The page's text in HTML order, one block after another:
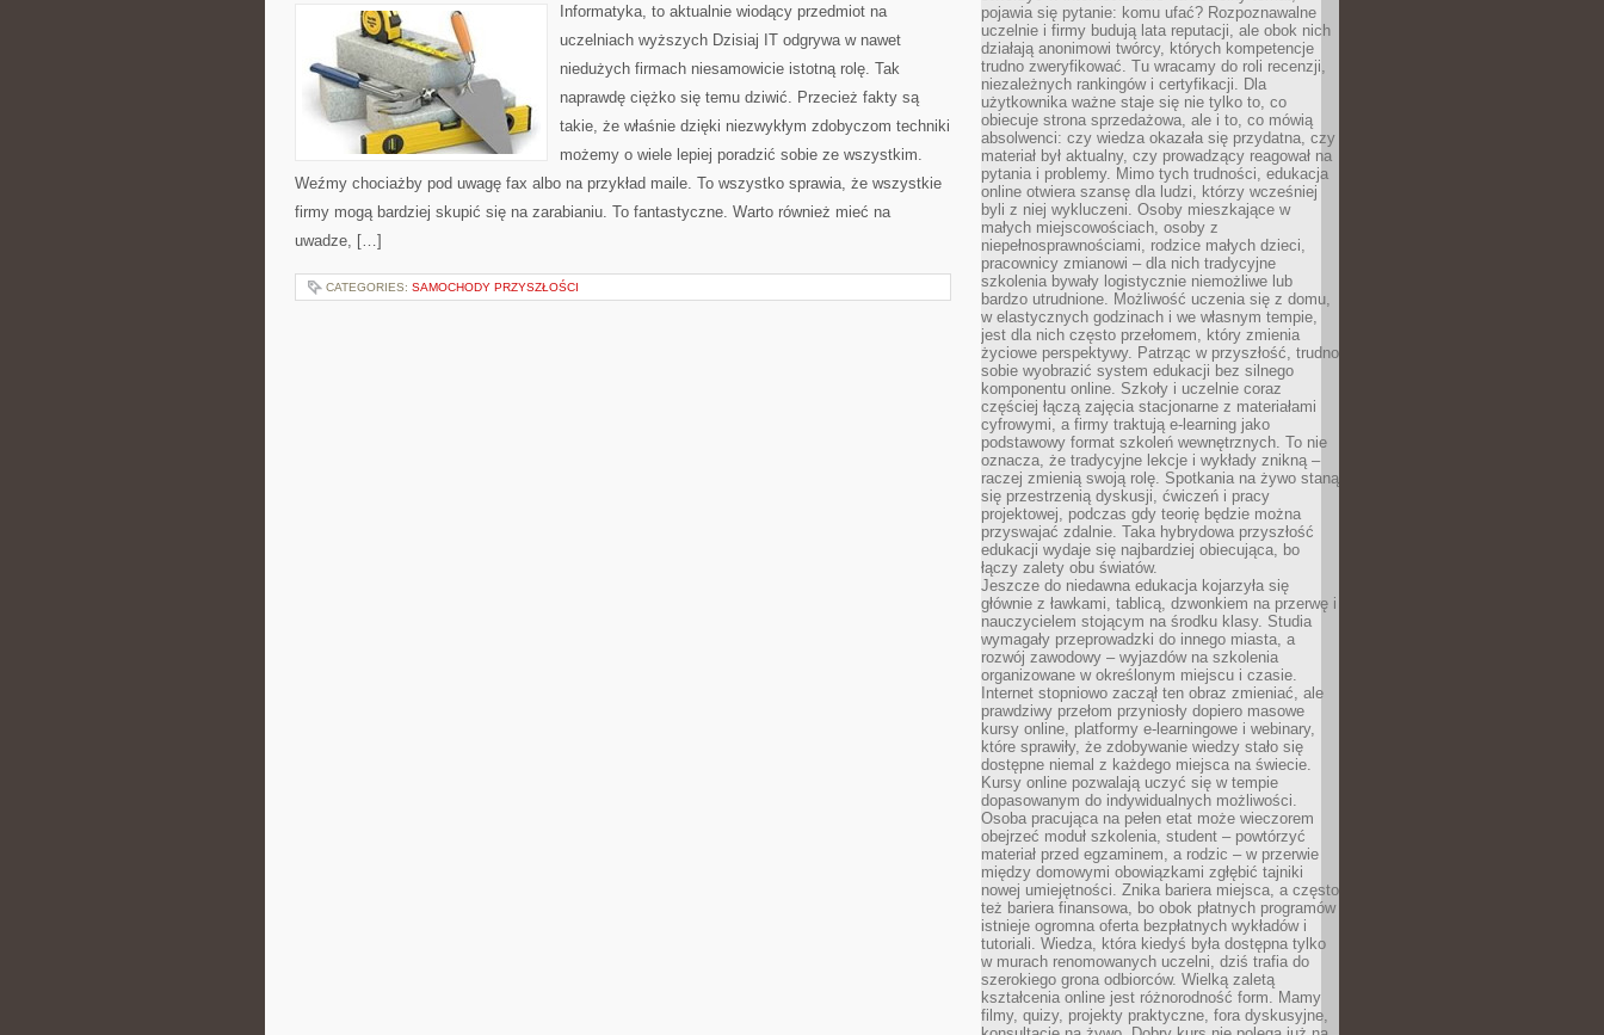
WIELU
OSÓB
NA
Informatyka, to aktualnie wiodący przedmiot na
uczelniach wyższych Dzisiaj IT odgrywa w nawet
niedużych firmach niesamowicie istotną rolę. Tak
naprawdę ciężko się temu dziwić. Przecież fakty są
takie, że właśnie dzięki niezwykłym zdobyczom techniki
możemy o wiele lepiej poradzić sobie ze wszystkim.
Weźmy chociażby pod uwagę fax albo na przykład maile. To wszystko sprawia, że wszystkie
firmy mogą bardziej skupić się na zarabianiu. To fantastyczne. Warto również mieć na
uwadze, […]
CATEGORIES: SAMOCHODY PRZYSZŁOŚCI
pojawia się pytanie: komu ufać? Rozpoznawalne
uczelnie i firmy budują lata reputacji, ale obok nich
działają anonimowi twórcy, których kompetencje
trudno zweryfikować. Tu wracamy do roli recenzji,
niezależnych rankingów i certyfikacji. Dla
użytkownika ważne staje się nie tylko to, co
obiecuje strona sprzedażowa, ale i to, co mówią
absolwenci: czy wiedza okazała się przydatna, czy
materiał był aktualny, czy prowadzący reagował na
pytania i problemy. Mimo tych trudności, edukacja
online otwiera szansę dla ludzi, którzy wcześniej
byli z niej wykluczeni. Osoby mieszkające w
małych miejscowościach, osoby z
niepełnosprawnościami, rodzice małych dzieci,
pracownicy zmianowi – dla nich tradycyjne
szkolenia bywały logistycznie niemożliwe lub
bardzo utrudnione. Możliwość uczenia się z domu,
w elastycznych godzinach i we własnym tempie,
jest dla nich często przełomem, który zmienia
życiowe perspektywy. Patrząc w przyszłość, trudno
sobie wyobrazić system edukacji bez silnego
komponentu online. Szkoły i uczelnie coraz
częściej łączą zajęcia stacjonarne z materiałami
cyfrowymi, a firmy traktują e-learning jako
podstawowy format szkoleń wewnętrznych. To nie
oznacza, że tradycyjne lekcje i wykłady znikną –
raczej zmienią swoją rolę. Spotkania na żywo staną
się przestrzenią dyskusji, ćwiczeń i pracy
projektowej, podczas gdy teorię będzie można
przyswajać zdalnie. Taka hybrydowa przyszłość
edukacji wydaje się najbardziej obiecująca, bo
łączy zalety obu światów.
Jeszcze do niedawna edukacja kojarzyła się
głównie z ławkami, tablicą, dzwonkiem na przerwę i
nauczycielem stojącym na środku klasy. Studia
wymagały przeprowadzki do innego miasta, a
rozwój zawodowy – wyjazdów na szkolenia
organizowane w określonym miejscu i czasie.
Internet stopniowo zaczął ten obraz zmieniać, ale
prawdziwy przełom przyniosły dopiero masowe
kursy online, platformy e-learningowe i webinary,
które sprawiły, że zdobywanie wiedzy stało się
dostępne niemal z każdego miejsca na świecie.
Kursy online pozwalają uczyć się w tempie
dopasowanym do indywidualnych możliwości.
Osoba pracująca na pełen etat może wieczorem
obejrzeć moduł szkolenia, student – powtórzyć
materiał przed egzaminem, a rodzic – w przerwie
między domowymi obowiązkami zgłębić tajniki
nowej umiejętności. Znika bariera miejsca, a często
też bariera finansowa, bo obok płatnych programów
istnieje ogromna oferta bezpłatnych wykładów i
tutoriali. Wiedza, która kiedyś była dostępna tylko
w murach renomowanych uczelni, dziś trafia do
szerokiego grona odbiorców. Wielką zaletą
kształcenia online jest różnorodność form. Mamy
filmy, quizy, projekty praktyczne, fora dyskusyjne,